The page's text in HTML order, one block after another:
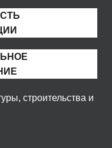
строительства и